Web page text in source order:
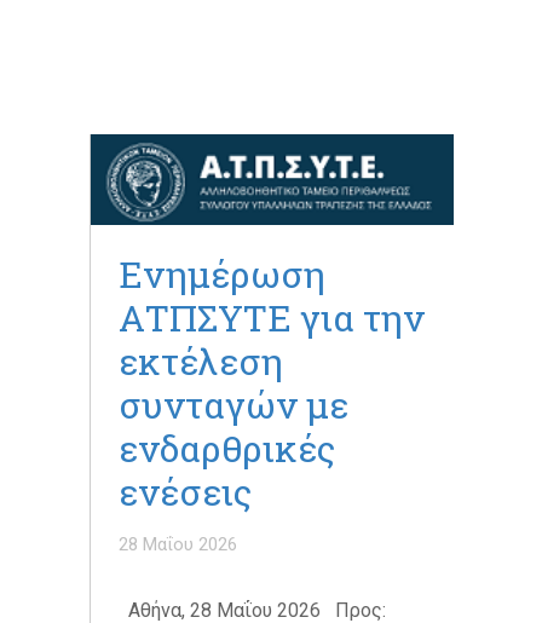
Ενημέρωση
ΑΤΠΣΥΤΕ για την
εκτέλεση
συνταγών με
ενδαρθρικές
ενέσεις
28 Μαΐου 2026
Αθήνα, 28 Μαΐου 2026 Προς: